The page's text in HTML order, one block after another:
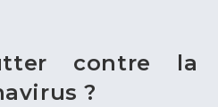
contre la
?